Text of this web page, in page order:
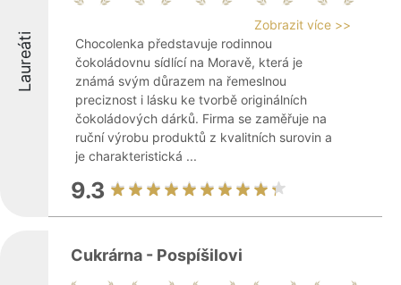
Laureáti
Zobrazit více >>
Chocolenka představuje rodinnou
čokoládovnu sídlící na Moravě, která je
známá svým důrazem na řemeslnou
preciznost i lásku ke tvorbě originálních
čokoládových dárků. Firma se zaměřuje na
ruční výrobu produktů z kvalitních surovin a
je charakteristická ...
9.3
Cukrárna - Pospíšilovi